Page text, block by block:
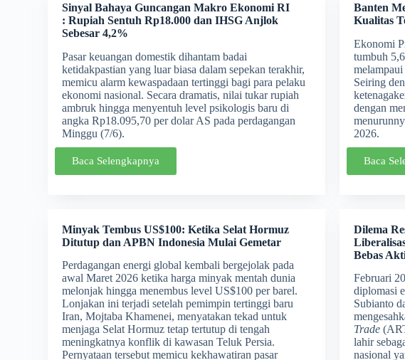
Sinyal Bahaya Guncangan Makro Ekonomi RI
: Rupiah Sentuh Rp18.000 dan IHSG Anjlok
Sebesar 4,2%
Pasar keuangan domestik dihantam badai
ketidakpastian yang luar biasa dalam sepekan terakhir,
memicu alarm kewaspadaan tertinggi bagi para pelaku
ekonomi nasional. Secara dramatis, nilai tukar rupiah
ambruk hingga menyentuh level psikologis baru di
angka Rp18.095,70 per dolar AS pada perdagangan
Minggu (7/6).
Baca Selengkapnya
Banten
Kualitas
Ekonomi
tumbuh
melampaui
Seiring
dengan
2026.
Baca
Minyak Tembus US$100: Ketika Selat Hormuz
Ditutup dan APBN Indonesia Mulai Gemetar
Perdagangan energi global kembali bergejolak pada
awal Maret 2026 ketika harga minyak mentah dunia
melonjak hingga menembus level US$100 per barel.
Lonjakan ini terjadi setelah pemimpin tertinggi baru
Iran, Mojtaba Khamenei, menyatakan tekad untuk
menjaga Selat Hormuz tetap tertutup di tengah
meningkatnya konflik di kawasan Teluk Persia.
Pernyataan tersebut memicu kekhawatiran pasar
Dilema
Bebas
Februari
diplomasi
Subianto
Trade
lahir
nasional